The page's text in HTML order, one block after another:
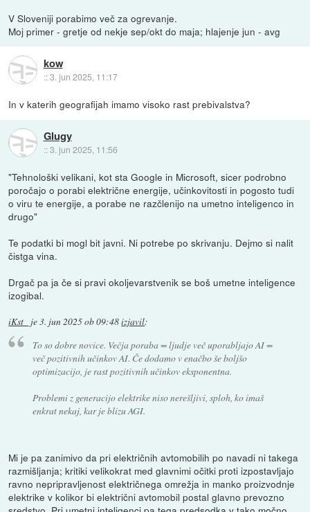
V Sloveniji porabimo več za ogrevanje.
Moj primer - gretje od nekje sep/okt do maja; hlajenje jun - avg
kow
::3. jun 2025, 11:17
In v katerih geografijah imamo visoko rast prebivalstva?
Glugy
::3. jun 2025, 11:56
"Tehnološki velikani, kot sta Google in Microsoft, sicer podrobno
poročajo o porabi električne energije, učinkovitosti in pogosto tudi
o viru te energije, a porabe ne razčlenijo na umetno inteligenco in
drugo"
Te podatki bi mogl bit javni. Ni potrebe po skrivanju. Dejmo si nalit
čistga vina.
Drgač pa ja če si pravi okoljevarstvenik se boš umetne inteligence
izogibal.
iKst_ je3. jun 2025 ob 09:48izjavil:
To so dobre novice. Večja poraba = ljudje več uporabljajo AI =
več pozitivnih učinkov AI. Če dodamo v enačbo še boljšo
optimizacijo, je rast pozitivnih učinkov eksponentna.
Problemi z generacijo elektrike niso nerešljivi, sploh, ko imaš
enkrat nekaj, kar je blizu AGI.
Mi je pa zanimivo da pri električnih avtomobilih po navadi ni takega
razmišljanja; kritiki velikokrat med glavnimi očitki proti izpostavljajo
ravno nepripravljenost električnega omrežja in manko proizvodnje
elektrike v kolikor bi električni avtomobil postal glavno prevozno